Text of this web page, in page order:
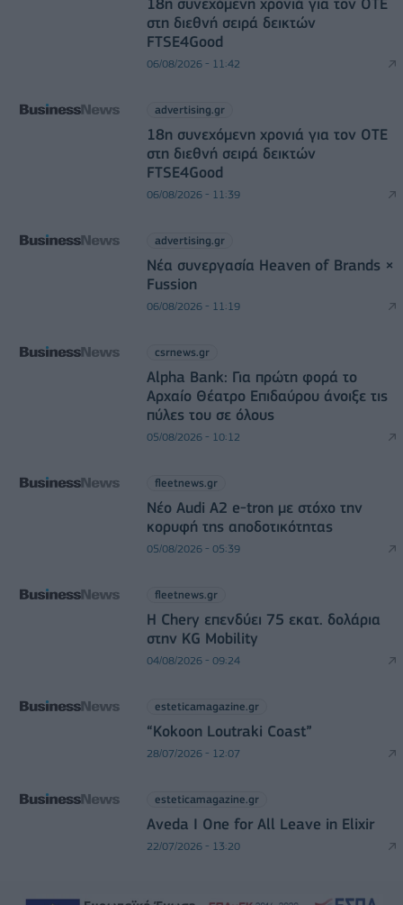
στη διεθνή σειρά δεικτών
FTSE4Good
06/08/2026 - 11:42
advertising.gr
18η συνεχόμενη χρονιά για τον ΟΤΕ
στη διεθνή σειρά δεικτών
FTSE4Good
06/08/2026 - 11:39
advertising.gr
Νέα συνεργασία Heaven of Brands ×
Fussion
06/08/2026 - 11:19
csrnews.gr
Alpha Bank: Για πρώτη φορά το
Αρχαίο Θέατρο Επιδαύρου άνοιξε τις
πύλες του σε όλους
05/08/2026 - 10:12
fleetnews.gr
Νέο Audi A2 e-tron με στόχο την
κορυφή της αποδοτικότητας
05/08/2026 - 05:39
fleetnews.gr
Η Chery επενδύει 75 εκατ. δολάρια
στην KG Mobility
04/08/2026 - 09:24
esteticamagazine.gr
“Kokoon Loutraki Coast”
28/07/2026 - 12:07
esteticamagazine.gr
Aveda I One for All Leave in Elixir
22/07/2026 - 13:20